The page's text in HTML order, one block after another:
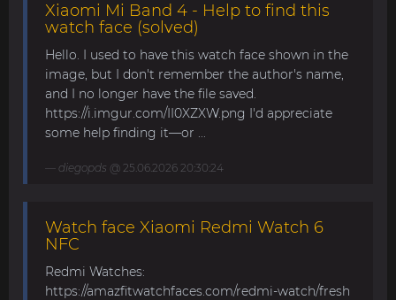
Xiaomi Mi Band 4 - Help to find this
watch face (solved)
Hello. I used to have this watch face shown in the
image, but I don't remember the author's name,
and I no longer have the file saved.
https://i.imgur.com/II0XZXW.png I'd appreciate
some help finding it—or ...
diegopds @ 25.06.2026 20:30:24
Watch face Xiaomi Redmi Watch 6
NFC
Redmi Watches:
https://amazfitwatchfaces.com/redmi-watch/fresh